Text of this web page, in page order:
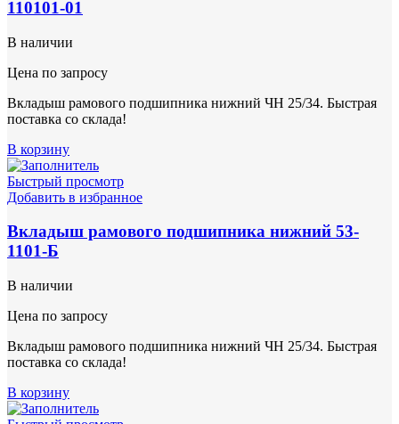
110101-01
В наличии
Цена по запросу
Вкладыш рамового подшипника нижний ЧН 25/34. Быстрая
поставка со склада!
В корзину
Быстрый просмотр
Добавить в избранное
Вкладыш рамового подшипника нижний 53-
1101-Б
В наличии
Цена по запросу
Вкладыш рамового подшипника нижний ЧН 25/34. Быстрая
поставка со склада!
В корзину